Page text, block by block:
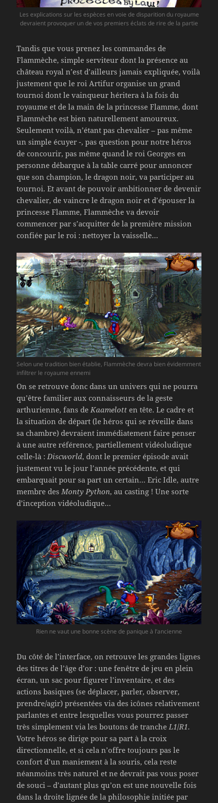
Les explications sur les espèces en voie de disparition du royaume
devraient provoquer un de vos premiers éclats de rire de la partie
Tandis que vous prenez les commandes de
Flammèche, simple serviteur dont la présence au
château royal n’est d’ailleurs jamais expliquée, voilà
justement que le roi Artifur organise un grand
tournoi dont le vainqueur héritera à la fois du
royaume et de la main de la princesse Flamme, dont
Flammèche est bien naturellement amoureux.
Seulement voilà, n’étant pas chevalier – pas même
un simple écuyer -, pas question pour notre héros
de concourir, pas même quand le roi Georges en
personne débarque à la table carré pour annoncer
que son champion, le dragon noir, va participer au
tournoi. Et avant de pouvoir ambitionner de devenir
chevalier, de vaincre le dragon noir et d’épouser la
princesse Flamme, Flammèche va devoir
commencer par s’acquitter de la première mission
confiée par le roi : nettoyer la vaisselle…
Selon une tradition bien établie, Flammèche devra bien évidemment
infiltrer le royaume ennemi
On se retrouve donc dans un univers qui ne pourra
qu’être familier aux connaisseurs de la geste
arthurienne, fans de Kaamelott en tête. Le cadre et
la situation de départ (le héros qui se réveille dans
sa chambre) devraient immédiatement faire penser
à une autre référence, partiellement vidéoludique
celle-là : Discworld, dont le premier épisode avait
justement vu le jour l’année précédente, et qui
embarquait pour sa part un certain… Eric Idle, autre
membre des Monty Python, au casting ! Une sorte
d’inception vidéoludique…
Rien ne vaut une bonne scène de panique à l’ancienne
Du côté de l’interface, on retrouve les grandes lignes
des titres de l’âge d’or : une fenêtre de jeu en plein
écran, un sac pour figurer l’inventaire, et des
actions basiques (se déplacer, parler, observer,
prendre/agir) présentées via des icônes relativement
parlantes et entre lesquelles vous pourrez passer
très simplement via les boutons de trancheL1/R1.
Votre héros se dirige pour sa part à la croix
directionnelle, et si cela n’offre toujours pas le
confort d’un maniement à la souris, cela reste
néanmoins très naturel et ne devrait pas vous poser
de souci – d’autant plus qu’on est une nouvelle fois
dans la droite lignée de la philosophie initiée par